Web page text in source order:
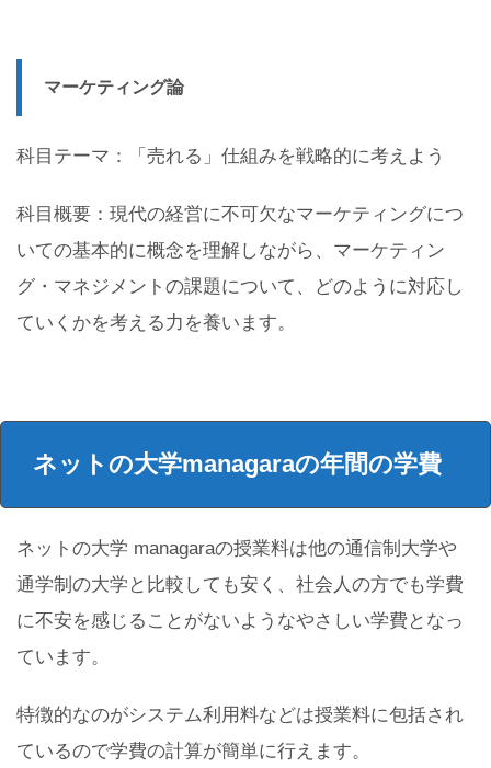
マーケティング論
科目テーマ：「売れる」仕組みを戦略的に考えよう
科目概要：現代の経営に不可欠なマーケティングにつ
いての基本的に概念を理解しながら、マーケティン
グ・マネジメントの課題について、どのように対応し
ていくかを考える力を養います。
ネットの大学managaraの年間の学費
ネットの大学 managaraの授業料は他の通信制大学や
通学制の大学と比較しても安く、社会人の方でも学費
に不安を感じることがないようなやさしい学費となっ
ています。
特徴的なのがシステム利用料などは授業料に包括され
ているので学費の計算が簡単に行えます。